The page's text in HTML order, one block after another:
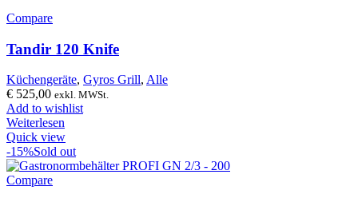
Compare
Tandir 120 Knife
Küchengeräte, Gyros Grill, Alle
€ 525,00 exkl. MWSt.
Add to wishlist
Weiterlesen
Quick view
-15%Sold out
Compare